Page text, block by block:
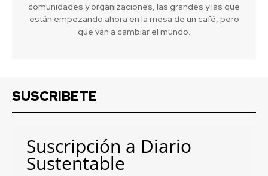
comunidades y organizaciones, las grandes y las que
están empezando ahora en la mesa de un café, pero
que van a cambiar el mundo.
SUSCRIBETE
Suscripción a Diario
Sustentable